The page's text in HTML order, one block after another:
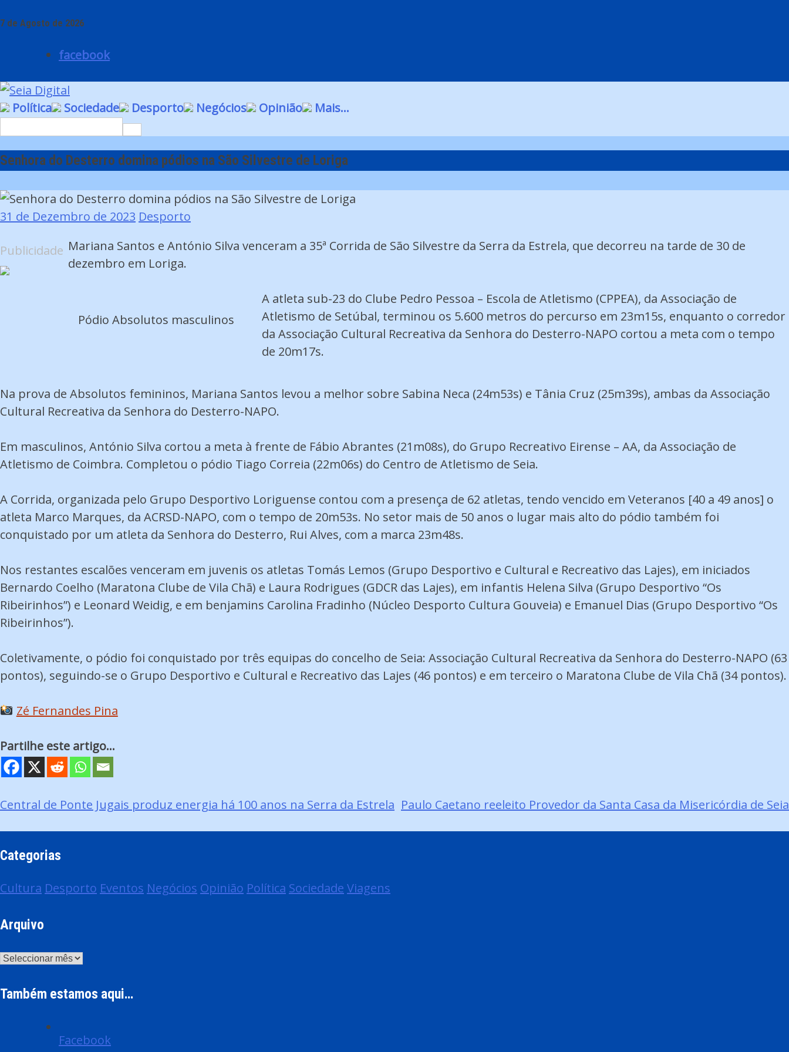
to
7 de Agosto de 2026
facebook
Política Sociedade Desporto Negócios Opinião
Mais…
Senhora do Desterro domina pódios na São Silvestre de Loriga
31 de Dezembro de 2023 Desporto
Publicidade Mariana Santos e António Silva venceram a 35ª Corrida de São Silvestre da Serra da Estrela, que decorreu na tarde de 30 de
dezembro em Loriga.
Pódio Absolutos masculinos
A atleta sub-23 do Clube Pedro Pessoa – Escola de Atletismo (CPPEA), da Associação de
Atletismo de Setúbal, terminou os 5.600 metros do percurso em 23m15s, enquanto o corredor
da Associação Cultural Recreativa da Senhora do Desterro-NAPO cortou a meta com o tempo
de 20m17s.
Na prova de Absolutos femininos, Mariana Santos levou a melhor sobre Sabina Neca (24m53s) e Tânia Cruz (25m39s), ambas da Associação
Cultural Recreativa da Senhora do Desterro-NAPO.
Em masculinos, António Silva cortou a meta à frente de Fábio Abrantes (21m08s), do Grupo Recreativo Eirense – AA, da Associação de
Atletismo de Coimbra. Completou o pódio Tiago Correia (22m06s) do Centro de Atletismo de Seia.
A Corrida, organizada pelo Grupo Desportivo Loriguense contou com a presença de 62 atletas, tendo vencido em Veteranos [40 a 49 anos] o
atleta Marco Marques, da ACRSD-NAPO, com o tempo de 20m53s. No setor mais de 50 anos o lugar mais alto do pódio também foi
conquistado por um atleta da Senhora do Desterro, Rui Alves, com a marca 23m48s.
Nos restantes escalões venceram em juvenis os atletas Tomás Lemos (Grupo Desportivo e Cultural e Recreativo das Lajes), em iniciados
Bernardo Coelho (Maratona Clube de Vila Chã) e Laura Rodrigues (GDCR das Lajes), em infantis Helena Silva (Grupo Desportivo “Os
Ribeirinhos”) e Leonard Weidig, e em benjamins Carolina Fradinho (Núcleo Desporto Cultura Gouveia) e Emanuel Dias (Grupo Desportivo “Os
Ribeirinhos”).
Coletivamente, o pódio foi conquistado por três equipas do concelho de Seia: Associação Cultural Recreativa da Senhora do Desterro-NAPO (63
pontos), seguindo-se o Grupo Desportivo e Cultural e Recreativo das Lajes (46 pontos) e em terceiro o Maratona Clube de Vila Chã (34 pontos).
Zé Fernandes Pina
Partilhe este artigo...
Navegação
de
artigos
Central de Ponte Jugais produz energia há 100 anos na Serra da Estrela Paulo Caetano reeleito Provedor da Santa Casa da Misericórdia de Seia
Categorias
Cultura Desporto Eventos Negócios Opinião Política Sociedade Viagens
Arquivo
Arquivo
Também estamos aqui…
Facebook